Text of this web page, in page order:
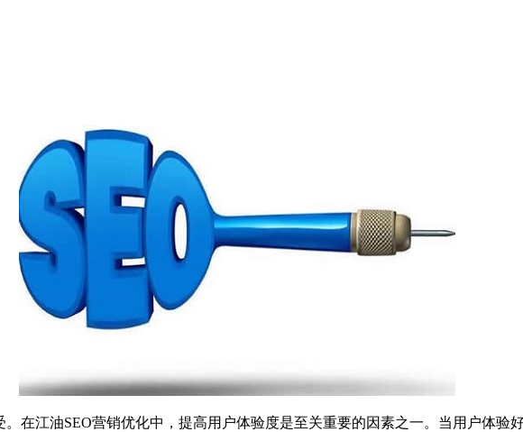
在江油SEO营销优化中，提高用户体验度是至关重要的因素之一。当用户体验